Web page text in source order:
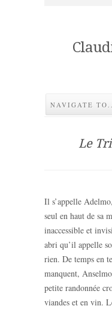
NAVIGATE
Le
Il s’appelle
seul en haut de sa
inaccessible et
abri qu’il appelle
rien. De temps en
manquent,
petite randonnée
viandes et en vin.